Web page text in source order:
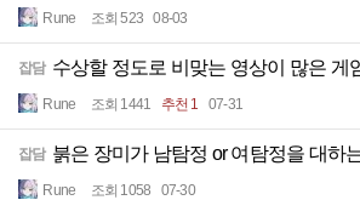
Rune 조회 523 08-03
잡담 수상할 정도로 비맞는 영상이 많은 게
Rune 조회 1441 추천 1 07-31
잡담 붉은 장미가 남탐정 or 여탐정을 대하
Rune 조회 1058 07-30